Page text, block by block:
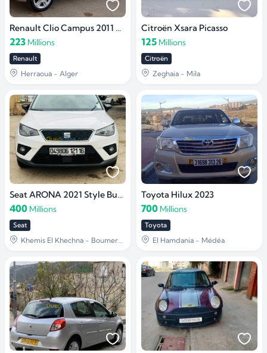
Renault Clio Campus 2011 Extreme
223 Millions
Renault
Herraoua - Alger
Citroën Xsara Picasso
125 Millions
Citroën
Zeghaia - Mila
Seat ARONA 2021 Style Business
400 Millions
Seat
Khemis El Khechna - Boumerdès
Toyota Hilux 2023
700 Millions
Toyota
El Hamdania - Médéa